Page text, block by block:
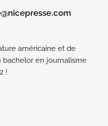
américaine et de
bachelor en journalisme
!